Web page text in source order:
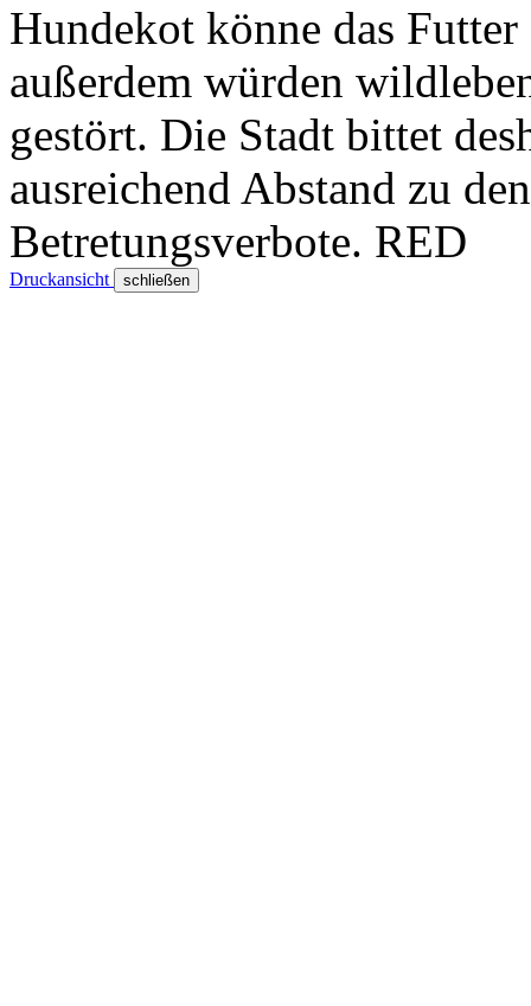
Hundekot könne das
außerdem würden
gestört. Die Stadt bittet
ausreichend Abstand zu
Betretungsverbote. RED
Druckansicht schließen